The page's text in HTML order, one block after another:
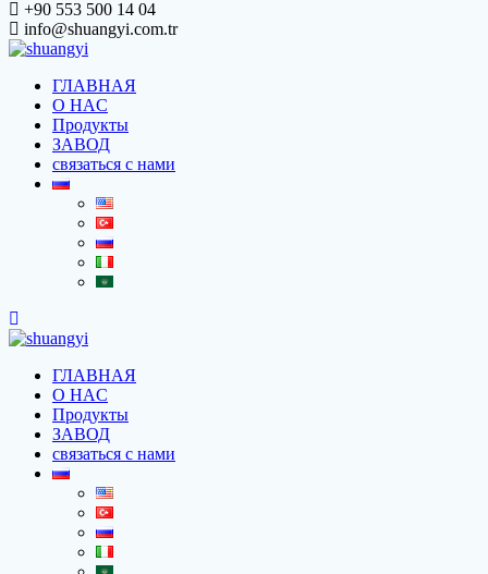
+90 553 500 14 04
info@shuangyi.com.tr
ГЛАВНАЯ
O HAC
Продукты
ЗАВОД
связаться с нами
ГЛАВНАЯ
O HAC
Продукты
ЗАВОД
связаться с нами